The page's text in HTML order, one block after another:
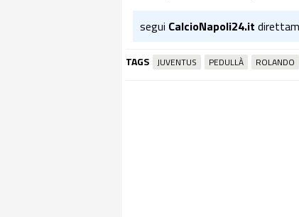
segui CalcioNapoli24.it
TAGS JUVENTUS PEDULLÀ ROLANDO